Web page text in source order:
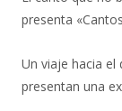
presenta
Un viaje hacia el
presentan una